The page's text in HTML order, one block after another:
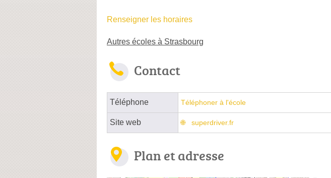
Renseigner les horaires
Autres écoles à Strasbourg
Contact
Téléphone Téléphoner à l'école
Site web superdriver.fr
Plan et adresse